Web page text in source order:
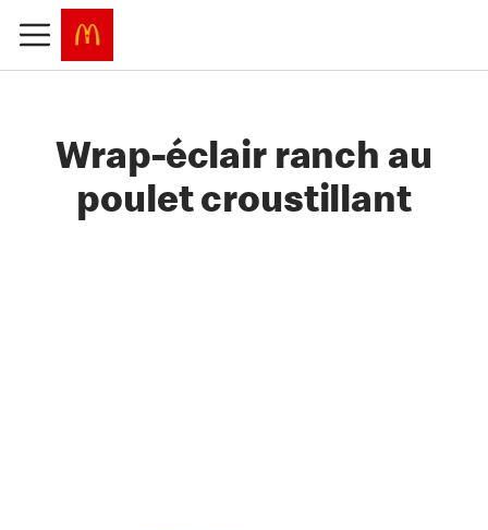
Wrap-éclair ranch au
poulet croustillant